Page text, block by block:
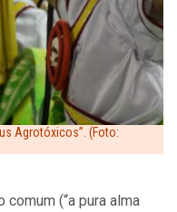
Agrotóxicos”. (Foto:
(“a pura alma